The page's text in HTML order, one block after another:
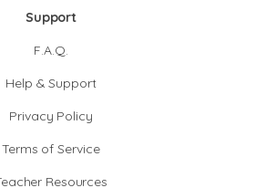
Support
F.A.Q.
Help & Support
Privacy Policy
Terms of Service
Resources